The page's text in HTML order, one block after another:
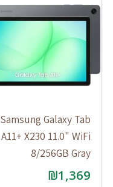
Samsung Galaxy Tab
A11+ X230 11.0" WiFi
8/256GB Gray
₪1,369